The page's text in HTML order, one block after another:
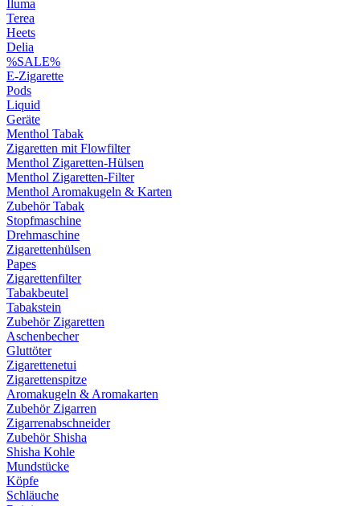
Iluma
Terea
Heets
Delia
%SALE%
E-Zigarette
Pods
Liquid
Geräte
Menthol Tabak
Zigaretten mit Flowfilter
Menthol Zigaretten-Hülsen
Menthol Zigaretten-Filter
Menthol Aromakugeln & Karten
Zubehör Tabak
Stopfmaschine
Drehmaschine
Zigarettenhülsen
Papes
Zigarettenfilter
Tabakbeutel
Tabakstein
Zubehör Zigaretten
Aschenbecher
Gluttöter
Zigarettenetui
Zigarettenspitze
Aromakugeln & Aromakarten
Zubehör Zigarren
Zigarrenabschneider
Zubehör Shisha
Shisha Kohle
Mundstücke
Köpfe
Schläuche